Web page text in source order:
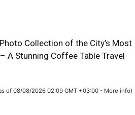
Collection of the City’s Most
A Stunning Coffee Table Travel
of 08/08/2026 02:09 GMT +03:00 - More info)